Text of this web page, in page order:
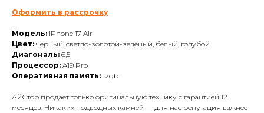
Оформить в рассрочку
Модель: iPhone 17 Air
Цвет: черный, светло-золотой-зеленый, белый, голубой
Диагональ: 6,5
Процессор: A19 Pro
Оперативная память: 12gb
АйСтор продаёт только оригинальную технику с гарантией 12
месяцев. Никаких подводных камней — для нас репутация важнее